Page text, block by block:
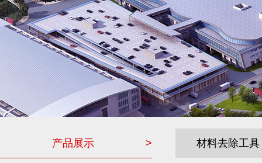
产品展示 > 材料去除工具